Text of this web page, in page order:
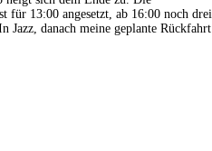
für 13:00 angesetzt, ab 16:00 noch drei
Jazz, danach meine geplante Rückfahrt